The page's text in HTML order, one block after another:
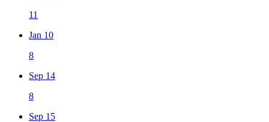
11
Jan 10
8
Sep 14
8
Sep 15